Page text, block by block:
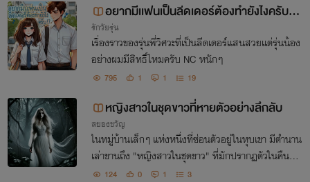
อยากมีเเฟนเป็นลีดเดอร์ต้องทำยังไงครับ N
c
รักวัยรุ่น
เรื่องราวของรุ่นพี่วิศวะที่เป็นลีดเดอร์เเสนสวยเเต่รุ่นน้อง
อย่างผมมีสิทธิ์ไหมครับ NC หนักๆ
795 1 1 19
หญิงสาวในชุดขาวที่หายตัวอย่างลึกลับ
สยองขวัญ
ในหมู่บ้านเล็กๆ แห่งหนึ่งที่ซ่อนตัวอยู่ในหุบเขา มีตำนาน
เล่าขานถึง "หญิงสาวในชุดขาว" ที่มักปรากฏตัวในคืนที่มี
หมอกหนาทึบ ชาวบ้านเชื่อว่าเธอคือวิญญาณของหญิงส
124 0 1 3